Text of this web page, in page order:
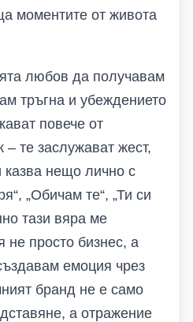
моментите от живота
любов да получавам
тръгна и убеждението
повече от
– те заслужават жест,
казва нещо лично с
„Обичам те“, „Ти си
тази вяра ме
не просто бизнес, а
емоция чрез
бранд не е само
а отражение